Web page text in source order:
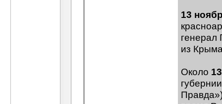
13
генерал
из
Около